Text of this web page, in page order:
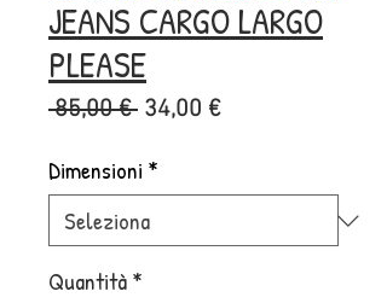
JEANS CARGO LARGO
PLEASE
85,00 € Prezzo
34,00 €Prezzo
Dimensioni *
Quantità*